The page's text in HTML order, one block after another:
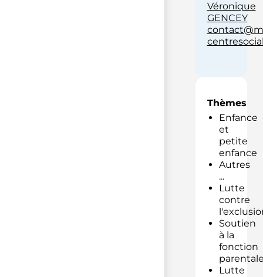
Véronique
GENCEY
Thèmes
Enfance
et
petite
enfance
Autres
...
Lutte
contre
Soutien
à la
fonction
Lutte